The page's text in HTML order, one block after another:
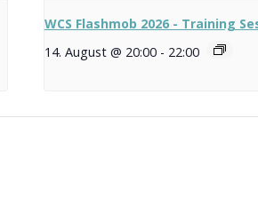
WCS Flashmob 2026 - Training
14. August @ 20:00 - 22:00